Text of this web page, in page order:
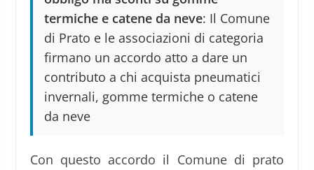
termiche e catene da neve: Il Comune
di Prato e le associazioni di categoria
firmano un accordo atto a dare un
contributo a chi acquista pneumatici
invernali, gomme termiche o catene
da neve
Con questo accordo il Comune di prato